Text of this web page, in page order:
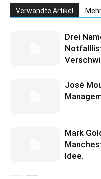
Verwandte Artikel
Drei
José
Mark
Idee.